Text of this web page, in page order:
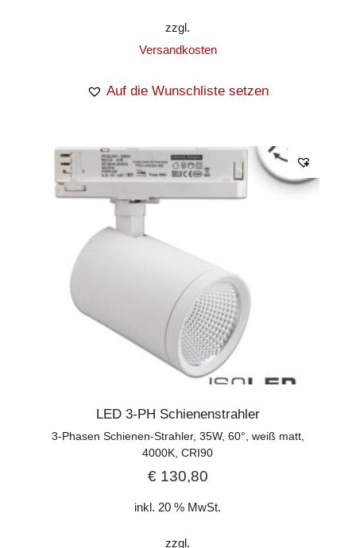
zzgl.
Versandkosten
Auf die Wunschliste setzen
LED 3-PH Schienenstrahler
3-Phasen Schienen-Strahler, 35W, 60°, weiß matt,
4000K, CRI90
€130,80
inkl. 20 % MwSt.
zzgl.